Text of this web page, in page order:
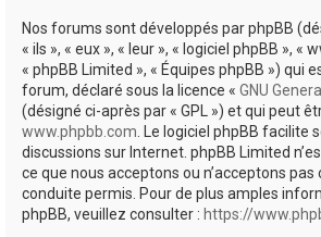
Nos forums sont développés par phpBB
« ils », « eux », « leur », « logiciel phpBB », «
« phpBB Limited », « Équipes phpBB ») qui
forum, déclaré sous la licence « GNU
(désigné ci-après par « GPL ») et qui peut
www.phpbb.com . Le logiciel phpBB facilite
discussions sur Internet. phpBB Limited
ce que nous acceptons ou n’acceptons
conduite permis. Pour de plus amples
phpBB, veuillez consulter : https://